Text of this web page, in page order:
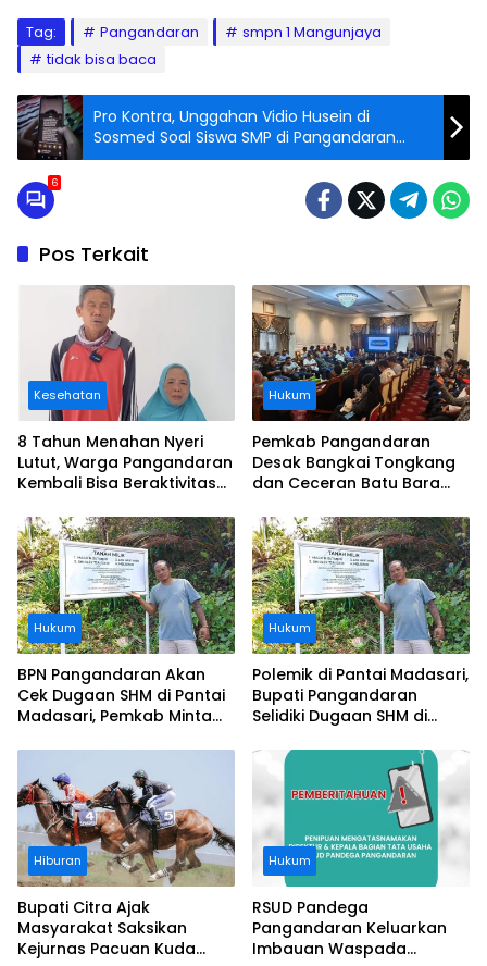
Tag: Pangandaran
smpn 1 Mangunjaya
tidak bisa baca
Pro Kontra, Unggahan Vidio Husein di
Sosmed Soal Siswa SMP di Pangandaran
Tidak Bisa Baca
6
Pos Terkait
Kesehatan
8 Tahun Menahan Nyeri
Lutut, Warga Pangandaran
Kembali Bisa Beraktivitas
Ditanggung BPJS
Hukum
Pemkab Pangandaran
Desak Bangkai Tongkang
dan Ceceran Batu Bara
Buruknya Koordinasi
Perusahaan
Hukum
BPN Pangandaran Akan
Cek Dugaan SHM di Pantai
Madasari, Pemkab Minta
Hukum
Polemik di Pantai Madasari,
Bupati Pangandaran
Selidiki Dugaan SHM di
Pantai
Hiburan
Bupati Citra Ajak
Masyarakat Saksikan
Kejurnas Pacuan Kuda
Hukum
RSUD Pandega
Pangandaran Keluarkan
Imbauan Waspada